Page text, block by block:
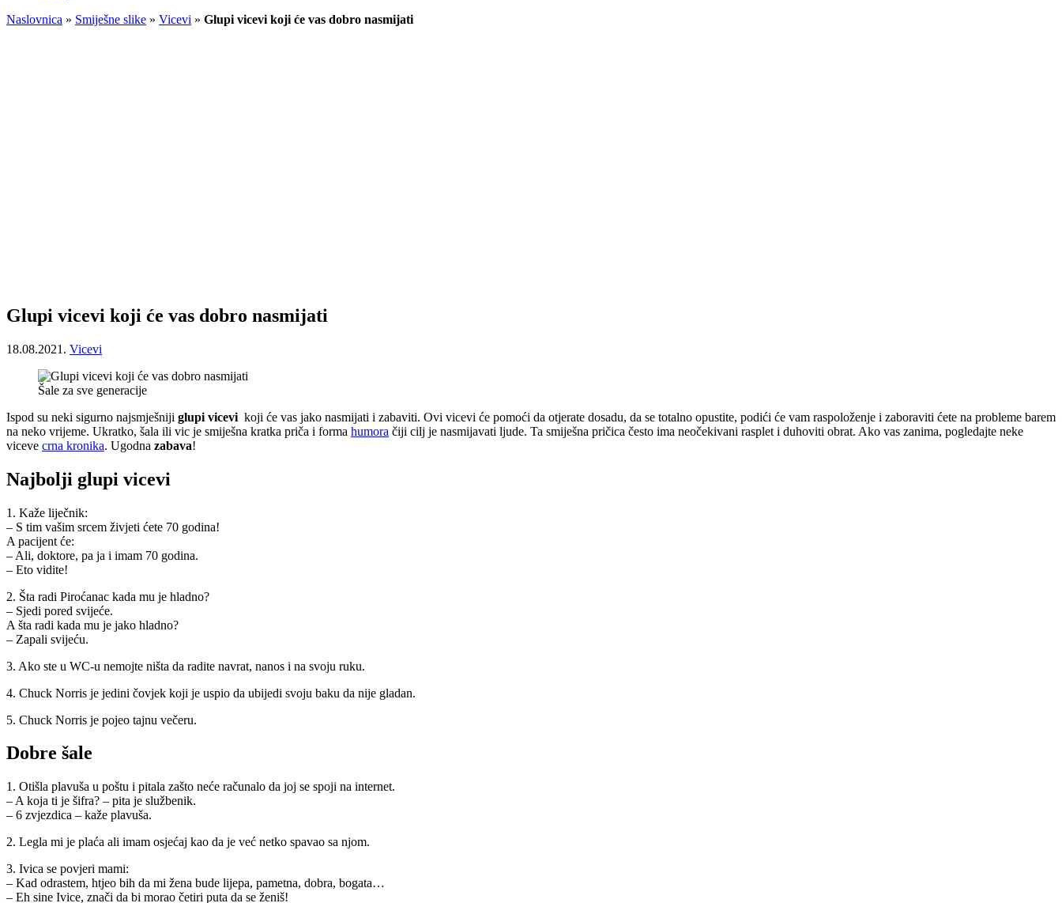
Naslovnica » Smiješne slike » Vicevi » Glupi vicevi koji će vas dobro nasmijati
Glupi vicevi koji će vas dobro nasmijati
18.08.2021. Vicevi
Šale za sve generacije
Ispod su neki sigurno najsmješniji glupi vicevi koji će vas jako nasmijati i zabaviti. Ovi vicevi će pomoći da otjerate dosadu, da se totalno opustite, podići će vam raspoloženje i zaboraviti ćete na probleme barem
na neko vrijeme. Ukratko, šala ili vic je smiješna kratka priča i forma humora čiji cilj je nasmijavati ljude. Ta smiješna pričica često ima neočekivani rasplet i duhoviti obrat. Ako vas zanima, pogledajte neke
viceve crna kronika. Ugodna zabava!
Najbolji glupi vicevi
1. Kaže liječnik:
– S tim vašim srcem živjeti ćete 70 godina!
A pacijent će:
– Ali, doktore, pa ja i imam 70 godina.
– Eto vidite!
2. Šta radi Piroćanac kada mu je hladno?
– Sjedi pored svijeće.
A šta radi kada mu je jako hladno?
– Zapali svijeću.
3. Ako ste u WC-u nemojte ništa da radite navrat, nanos i na svoju ruku.
4. Chuck Norris je jedini čovjek koji je uspio da ubijedi svoju baku da nije gladan.
5. Chuck Norris je pojeo tajnu večeru.
Dobre šale
1. Otišla plavuša u poštu i pitala zašto neće računalo da joj se spoji na internet.
– A koja ti je šifra? – pita je službenik.
– 6 zvjezdica – kaže plavuša.
2. Legla mi je plaća ali imam osjećaj kao da je već netko spavao sa njom.
3. Ivica se povjeri mami:
– Kad odrastem, htjeo bih da mi žena bude lijepa, pametna, dobra, bogata…
– Eh sine Ivice, znači da bi morao četiri puta da se ženiš!